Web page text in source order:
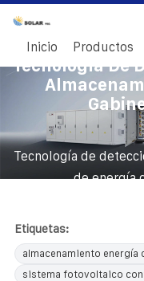
Inicio Productos
Tecnología De
Tecnología de
de energía
Etiquetas:
almacenamiento energía
sistema fotovoltaico